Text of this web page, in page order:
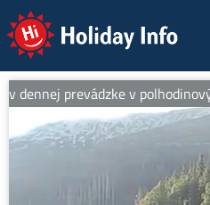
Holiday Info
prevádzke v